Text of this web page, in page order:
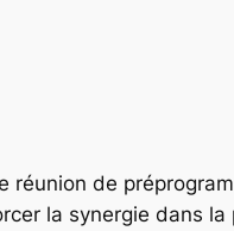
réunion de
la synergie dans